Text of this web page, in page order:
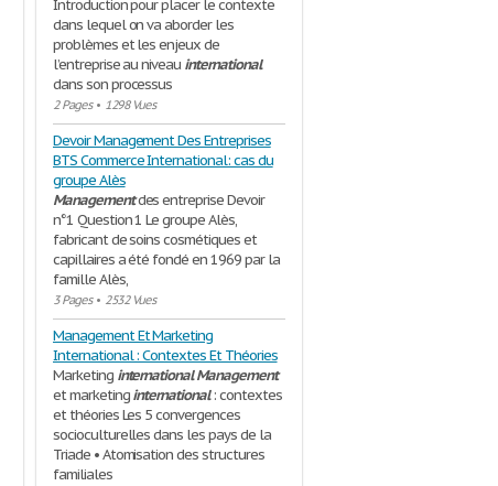
Introduction pour placer le contexte
dans lequel on va aborder les
problèmes et les enjeux de
l’entreprise au niveauinternational
dans son processus
2 Pages• 1298 Vues
Devoir Management Des Entreprises
BTS Commerce International: cas du
groupe Alès
Managementdes entreprise Devoir
n°1 Question 1 Le groupe Alès,
fabricant de soins cosmétiques et
capillaires a été fondé en 1969 par la
famille Alès,
3 Pages• 2532 Vues
Management Et Marketing
International : Contextes Et Théories
Marketing international Management
et marketinginternational: contextes
et théories Les 5 convergences
socioculturelles dans les pays de la
Triade • Atomisation des structures
familiales